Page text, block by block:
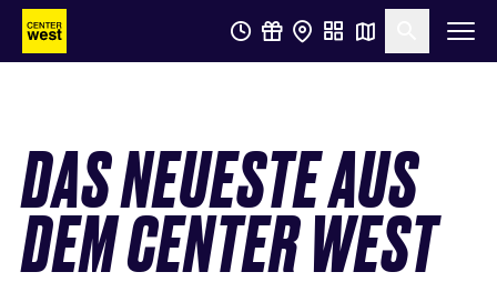
Zum
Hauptinhalt
Zum
Footer
Suche
DAS NEUESTE AUS
DEM CENTER WEST